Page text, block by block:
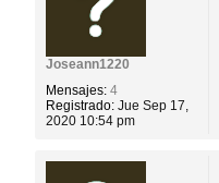
Joseann1220
Mensajes: 4
Registrado: Jue Sep 17,
2020 10:54 pm